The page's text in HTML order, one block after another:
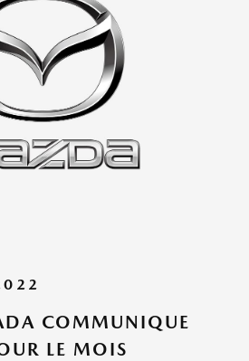
COMMUNIQUE
LE MOIS